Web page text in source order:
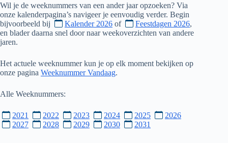
Wil je de weeknummers van een ander jaar opzoeken? Via
onze kalenderpagina’s navigeer je eenvoudig verder. Begin
bijvoorbeeld bij
Kalender 2026 of Feestdagen 2026,
en blader daarna snel door naar weekoverzichten van andere
jaren.
Het actuele weeknummer kun je op elk moment bekijken op
onze pagina Weeknummer Vandaag.
Alle Weeknummers:
2021 2022 2023 2024 2025
2026
2027
2028 2029 2030 2031